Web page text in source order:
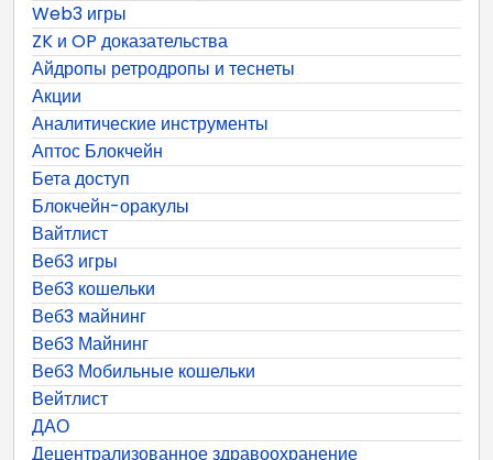
Web3 игры
ZK и OP доказательства
Айдропы ретродропы и теснеты
Акции
Аналитические инструменты
Аптос Блокчейн
Бета доступ
Блокчейн-оракулы
Вайтлист
Веб3 игры
Веб3 кошельки
Веб3 майнинг
Веб3 Майнинг
Веб3 Мобильные кошельки
Вейтлист
ДАО
Децентрализованное здравоохранение